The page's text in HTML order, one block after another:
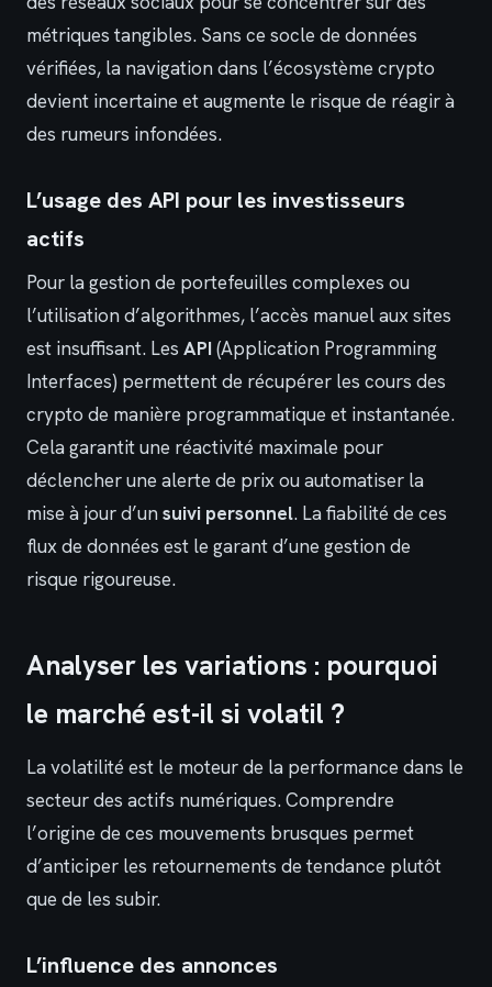
métriques tangibles. Sans ce socle de données
vérifiées, la navigation dans l’écosystème crypto
devient incertaine et augmente le risque de réagir à
des rumeurs infondées.
L’usage des API pour les investisseurs
actifs
Pour la gestion de portefeuilles complexes ou
l’utilisation d’algorithmes, l’accès manuel aux sites
est insuffisant. Les API(Application Programming
Interfaces) permettent de récupérer les cours des
crypto de manière programmatique et instantanée.
Cela garantit une réactivité maximale pour
déclencher une alerte de prix ou automatiser la
mise à jour d’unsuivi personnel. La fiabilité de ces
flux de données est le garant d’une gestion de
risque rigoureuse.
Analyser les variations : pourquoi
le marché est-il si volatil ?
La volatilité est le moteur de la performance dans le
secteur des actifs numériques. Comprendre
l’origine de ces mouvements brusques permet
d’anticiper les retournements de tendance plutôt
que de les subir.
L’influence des annonces